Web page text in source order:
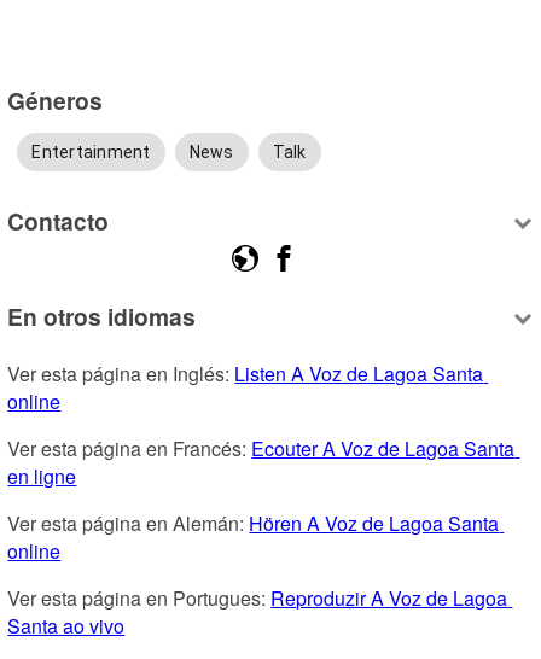
Géneros
Entertainment News Talk
Contacto
En otros idiomas
Ver esta página en Inglés: Listen A Voz de Lagoa Santa
online
Ver esta página en Francés: Ecouter A Voz de Lagoa Santa
en ligne
Ver esta página en Alemán: Hören A Voz de Lagoa Santa
online
Ver esta página en Portugues: Reproduzir A Voz de Lagoa
Santa ao vivo